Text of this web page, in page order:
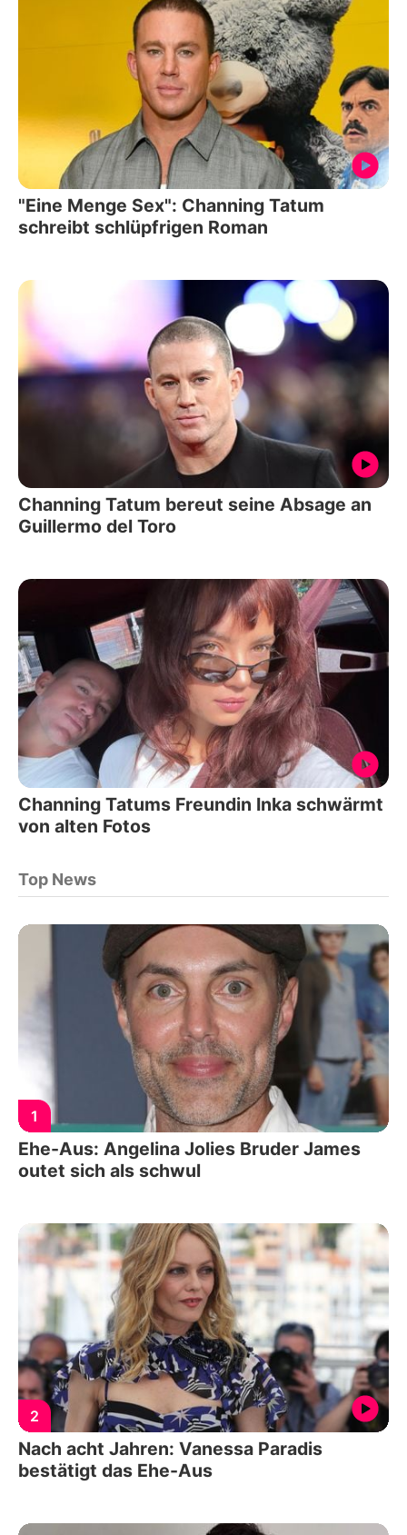
"Eine Menge Sex": Channing Tatum
schreibt schlüpfrigen Roman
Channing Tatum bereut seine Absage an
Guillermo del Toro
Channing Tatums Freundin Inka schwärmt
von alten Fotos
Top News
1
Ehe-Aus: Angelina Jolies Bruder James
outet sich als schwul
2
Nach acht Jahren: Vanessa Paradis
bestätigt das Ehe-Aus